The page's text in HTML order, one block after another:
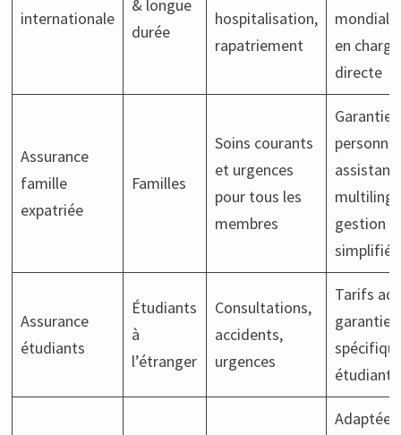
internationale
& longue
durée
hospitalisation,
rapatriement
mondial,
en charge
directe
Assurance
famille
expatriée
Familles
Soins courants
et urgences
pour tous les
membres
Garanties
gestion
simplifiée
Assurance
étudiants
Étudiants
à
l’étranger
Consultations,
accidents,
urgences
Tarifs
garanties
Adaptée